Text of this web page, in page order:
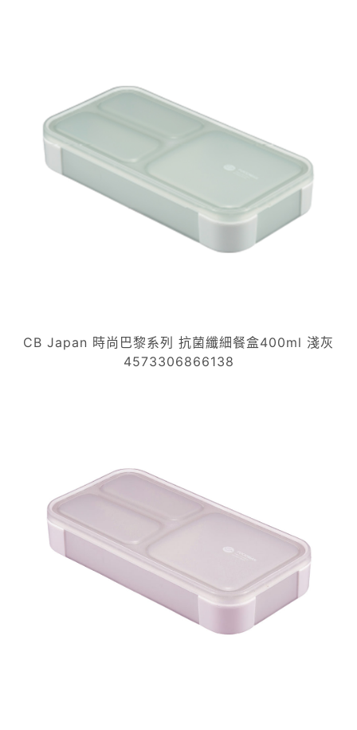
CB Japan 時尚巴黎系列 抗菌纖細餐盒400ml 淺灰
4573306866138